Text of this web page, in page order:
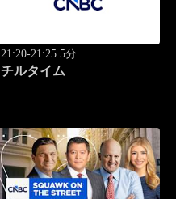
21:20-21:25 5分
チルタイム